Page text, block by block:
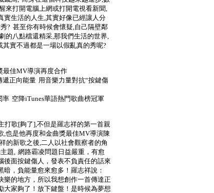
來打開電腦上網或打開電視看新聞,
實生活的人生,其實好像已經讓人分
? 甚至你有時候會懷疑,自己隔壁鄰
的八點檔還精采,那我們生活的世界,
實不過都是一場以假亂真的秀呢?
最佳MV導演再度合作
正向能量 用音樂力量對抗“按鍵傷
空降iTunes華語熱門歌曲榜冠軍
打歌[夠了],不但是羅志祥的第一首親
,也是他再度和金曲獎最佳MV導演陳
的新歌之後,二人以社會觀察者的角
題, 網路霸凌問題日益嚴重，有愈
後面按鍵傷人，發表不負責任的話來
，負能量愈來愈多！羅志祥說：
樂的地方，所以我想創作一首傳達正
大家夠了！放下鍵盤！是時候為夢想